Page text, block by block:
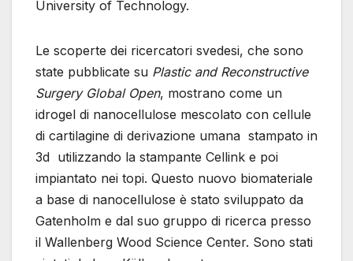
University of Technology.
Le scoperte dei ricercatori svedesi, che sono
state pubblicate su Plastic and Reconstructive
Surgery Global Open, mostrano come un
idrogel di nanocellulose mescolato con cellule
di cartilagine di derivazione umana stampato in
3d utilizzando la stampante Cellink e poi
impiantato nei topi. Questo nuovo biomateriale
a base di nanocellulose è stato sviluppato da
Gatenholm e dal suo gruppo di ricerca presso
il Wallenberg Wood Science Center. Sono stati